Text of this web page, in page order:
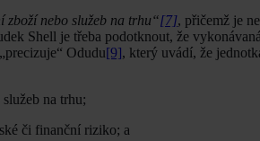
zboží nebo služeb na trhu“[7], přičemž je
Shell je třeba podotknout, že
Odudu[9], který uvádí, že
na trhu;
či finanční riziko; a